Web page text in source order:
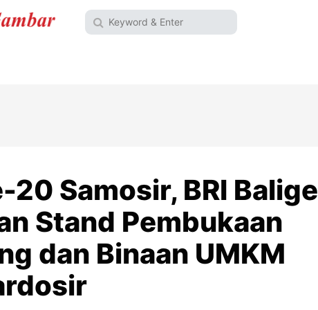
20 Samosir, BRI Balige
Stand Pembukaan
dan Binaan UMKM